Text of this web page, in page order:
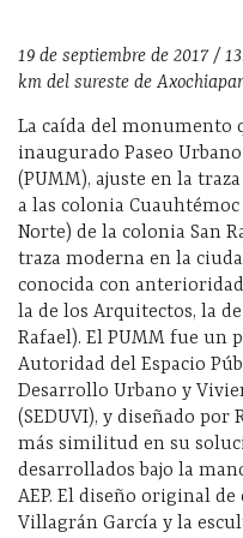
19 de septiembre de 2017 /
km del sureste de
La caída del monumento
inaugurado Paseo
(PUMM), ajuste en la
a las colonia Cuauhtémoc
Norte) de la colonia San
traza moderna en la
conocida con
la de los Arquitectos, la
Rafael). El PUMM fue un
Autoridad del Espacio
Desarrollo Urbano y
(SEDUVI), y diseñado por
más similitud en su
desarrollados bajo la
AEP. El diseño original de
Villagrán García y la